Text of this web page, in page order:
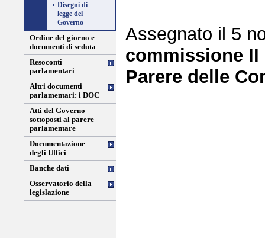
Disegni di
legge del
Governo
Ordine del giorno e
documenti di seduta
Resoconti
parlamentari
Altri documenti
parlamentari: i DOC
Atti del Governo
sottoposti al parere
parlamentare
Documentazione
degli Uffici
Banche dati
Osservatorio della
legislazione
Assegnato il 5
commissione II
Parere delle